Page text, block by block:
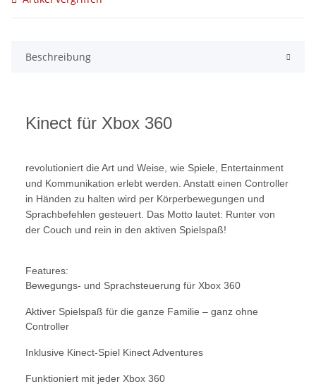
Beschreibung
Kinect für Xbox 360
revolutioniert die Art und Weise, wie Spiele, Entertainment
und Kommunikation erlebt werden. Anstatt einen Controller
in Händen zu halten wird per Körperbewegungen und
Sprachbefehlen gesteuert. Das Motto lautet: Runter von
der Couch und rein in den aktiven Spielspaß!
Features:
Bewegungs- und Sprachsteuerung für Xbox 360
Aktiver Spielspaß für die ganze Familie – ganz ohne
Controller
Inklusive Kinect-Spiel Kinect Adventures
Funktioniert mit jeder Xbox 360